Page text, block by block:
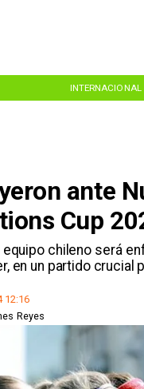
INTERNACIONAL
ante
Cup
chileno será
en un partido crucial
12:16
Reyes